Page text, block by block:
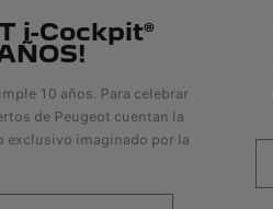
i-Cockpit®
10 años. Para celebrar
de Peugeot cuentan la
exclusivo imaginado por la